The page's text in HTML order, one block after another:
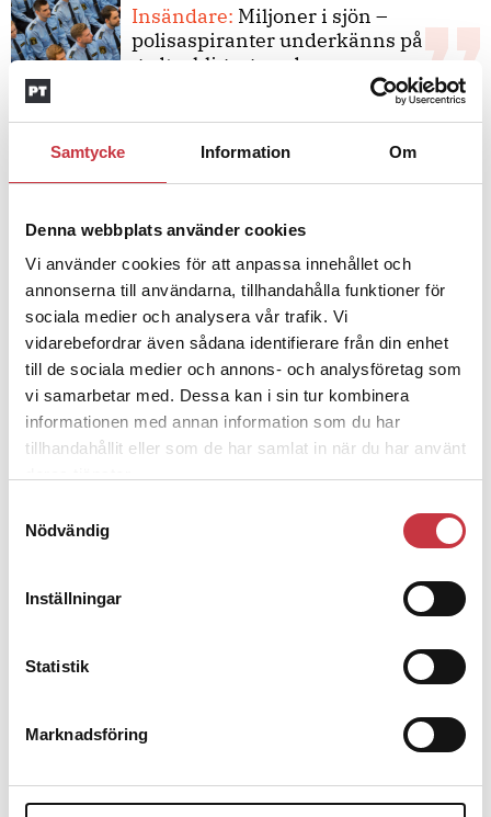
Samtycke Information Om
Denna webbplats använder cookies
Vi använder cookies för att anpassa innehållet och
annonserna till användarna, tillhandahålla funktioner för
sociala medier och analysera vår trafik. Vi
vidarebefordrar även sådana identifierare från din enhet
till de sociala medier och annons- och analysföretag som
vi samarbetar med. Dessa kan i sin tur kombinera
informationen med annan information som du har
tillhandahållit eller som de har samlat in när du har använt
Nödvändig
Inställningar
Statistik
Marknadsföring
Insändare: Miljoner i sjön –
polisaspiranter underkänns på
godtyckliga grunder
Polisregionen erkänner fel: ”Kommer
att rättas till”
bakbinder polisen